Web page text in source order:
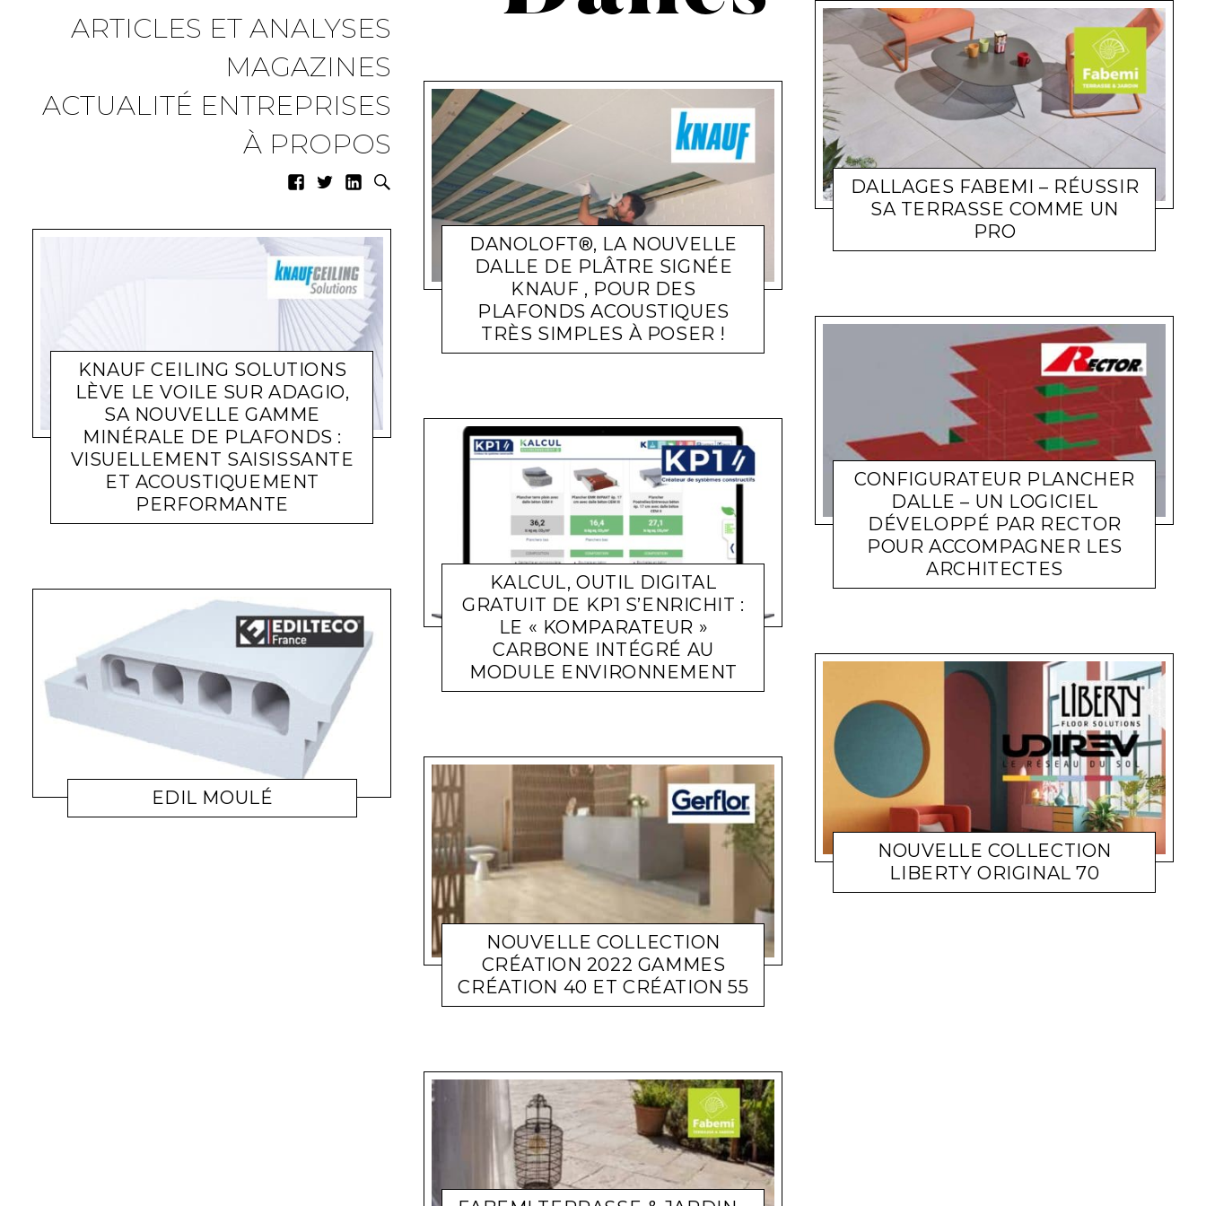
ARTICLES ET ANALYSES
MAGAZINES
ACTUALITÉ ENTREPRISES
À PROPOS
KNAUF CEILING SOLUTIONS
LÈVE LE VOILE SUR ADAGIO,
SA NOUVELLE GAMME
MINÉRALE DE PLAFONDS :
VISUELLEMENT SAISISSANTE
ET ACOUSTIQUEMENT
PERFORMANTE
ACTUALITÉ ENTREPRISES LARA GASQUET 4 JUILLET 2022
EDIL MOULÉ
ACTUALITÉ ENTREPRISES LARA GASQUET
DANOLOFT®, LA NOUVELLE
DALLE DE PLÂTRE SIGNÉE
KNAUF , POUR DES
PLAFONDS ACOUSTIQUES
TRÈS SIMPLES À POSER !
ACTUALITÉ ENTREPRISES LARA GASQUET 4 MAI 2023
KALCUL, OUTIL DIGITAL
GRATUIT DE KP1 S’ENRICHIT :
LE « KOMPARATEUR »
CARBONE INTÉGRÉ AU
MODULE ENVIRONNEMENT
ACTUALITÉ ENTREPRISES LARA GASQUET 20 AVRIL 2023
NOUVELLE COLLECTION
CRÉATION 2022 GAMMES
CRÉATION 40 ET CRÉATION 55
ACTUALITÉ ENTREPRISES LARA GASQUET 21 JUIN 2022
DALLAGES FABEMI – RÉUSSIR
SA TERRASSE COMME UN
PRO
LARA GASQUET
CONFIGURATEUR PLANCHER
DALLE – UN LOGICIEL
DÉVELOPPÉ PAR RECTOR
POUR ACCOMPAGNER LES
ARCHITECTES
ACTUALITÉ ENTREPRISES LARA GASQUET
NOUVELLE COLLECTION
LIBERTY ORIGINAL 70
ACTUALITÉ ENTREPRISES LARA GASQUET 13 JUIN 2022